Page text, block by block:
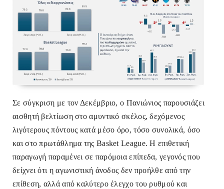
Σε σύγκριση με τον Δεκέμβριο, ο Πανιώνιος παρουσιάζει
αισθητή βελτίωση στο αμυντικό σκέλος, δεχόμενος
λιγότερους πόντους κατά μέσο όρο, τόσο συνολικά, όσο
και στο πρωτάθλημα της Basket League. Η επιθετική
παραγωγή παραμένει σε παρόμοια επίπεδα, γεγονός που
δείχνει ότι η αγωνιστική άνοδος δεν προήλθε από την
επίθεση, αλλά από καλύτερο έλεγχο του ρυθμού και